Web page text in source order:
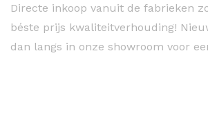
Directe inkoop vanuit de fabrieken
béste prijs kwaliteitverhouding!
dan langs in onze showroom voor